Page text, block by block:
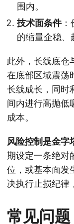
围内。
技术面条件：
的缩量企稳、
此外，长线底仓
在底部区域震荡
长线成长，同时
间内进行高抛低
成本。
风险控制是金字
期设定一条绝对
位，或基本面发
决执行止损纪律
常见问题